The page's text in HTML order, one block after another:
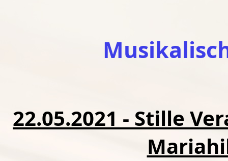
22.05.2021 - Stille